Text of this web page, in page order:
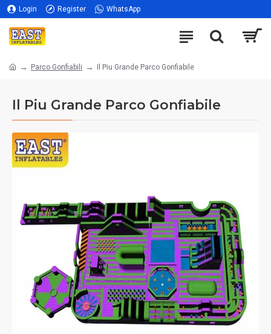
Login Register WhatsApp
Parco Gonfiabili Il Piu Grande Parco Gonfiabile
Il Piu Grande Parco Gonfiabile